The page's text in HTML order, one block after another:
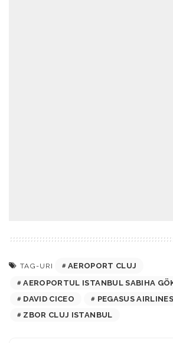
TAG-URI
AEROPORT CLUJ
AEROPORTUL ISTANBUL SABIHA
DAVID CICEO
PEGASUS AIRLINES
ZBOR CLUJ ISTANBUL